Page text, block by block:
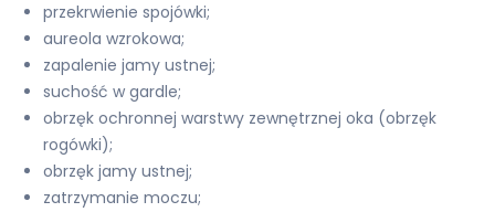
przekrwienie spojówki;
aureola wzrokowa;
zapalenie jamy ustnej;
suchość w gardle;
obrzęk ochronnej warstwy zewnętrznej oka (obrzęk
rogówki);
obrzęk jamy ustnej;
zatrzymanie moczu;